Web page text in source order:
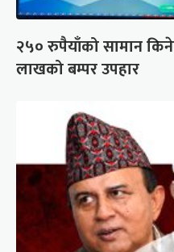
२५० रुपैयाँको सामान
लाखको बम्पर उपहार